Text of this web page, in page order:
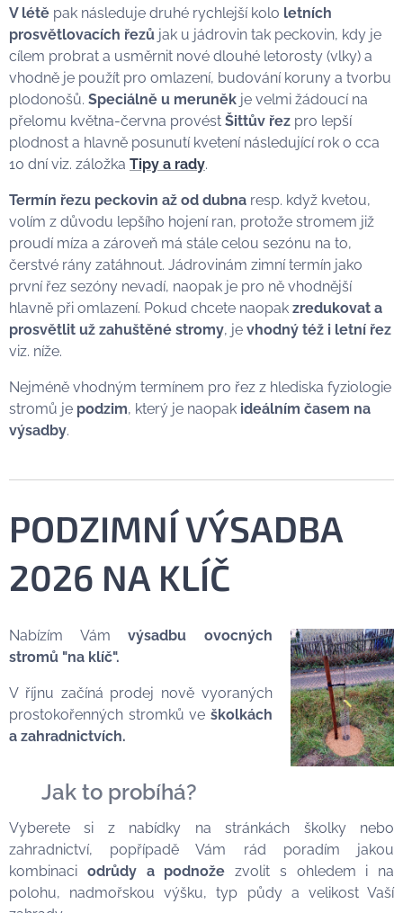
V létě pak následuje druhé rychlejší kolo letních
prosvětlovacích řezů jak u jádrovin tak peckovin, kdy je
cílem probrat a usměrnit nové dlouhé letorosty (vlky) a
vhodně je použít pro omlazení, budování koruny a tvorbu
plodonošů. Speciálně u meruněk je velmi žádoucí na
přelomu května-června provést Šittův řez pro lepší
plodnost a hlavně posunutí kvetení následující rok o cca
10 dní viz. záložka Tipy a rady.
Termín řezu peckovin až od dubna resp. když kvetou,
volím z důvodu lepšího hojení ran, protože stromem již
proudí míza a zároveň má stále celou sezónu na to,
čerstvé rány zatáhnout. Jádrovinám zimní termín jako
první řez sezóny nevadí, naopak je pro ně vhodnější
hlavně při omlazení. Pokud chcete naopak zredukovat a
prosvětlit už zahuštěné stromy, je vhodný též i letní řez
viz. níže.
Nejméně vhodným termínem pro řez z hlediska fyziologie
stromů je podzim, který je naopak ideálním časem na
výsadby.
PODZIMNÍ VÝSADBA
2026 NA KLÍČ
Nabízím Vámvýsadbu ovocných
stromů "na klíč".
V říjnu začíná prodej nově vyoraných
prostokořenných stromků ve školkách
a zahradnictvích.
Jak to probíhá?
Vyberete si z nabídky na stránkách školky nebo
zahradnictví, popřípadě Vám rád poradím jakou
kombinaci odrůdy a podnože zvolit s ohledem i na
polohu, nadmořskou výšku, typ půdy a velikost Vaší